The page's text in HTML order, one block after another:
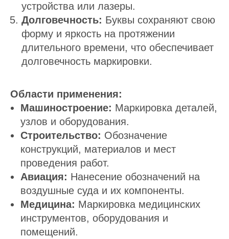
устройства или лазеры.
Долговечность: Буквы сохраняют свою
форму и яркость на протяжении
длительного времени, что обеспечивает
долговечность маркировки.
Области применения:
Машиностроение: Маркировка деталей,
узлов и оборудования.
Строительство: Обозначение
конструкций, материалов и мест
проведения работ.
Авиация: Нанесение обозначений на
воздушные суда и их компоненты.
Медицина: Маркировка медицинских
инструментов, оборудования и
помещений.